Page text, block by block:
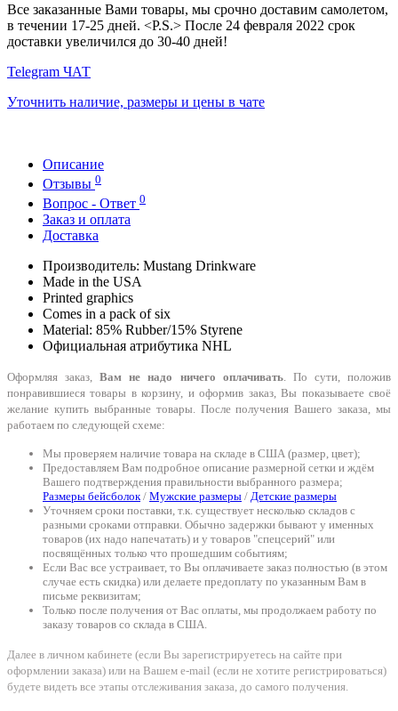
Все заказанные Вами товары, мы срочно доставим самолетом,
в течении 17-25 дней. <P.S.> После 24 февраля 2022 срок
доставки увеличился до 30-40 дней!
Telegram ЧАТ
Уточнить наличие, размеры и цены в чате
Описание
Отзывы 0
Вопрос - Ответ 0
Заказ и оплата
Доставка
Производитель: Mustang Drinkware
Made in the USA
Printed graphics
Comes in a pack of six
Material: 85% Rubber/15% Styrene
Официальная атрибутика NHL
Оформляя заказ,Вам не надо ничего оплачивать. По сути, положив
понравившиеся товары в корзину, и оформив заказ, Вы показываете своё
желание купить выбранные товары. После получения Вашего заказа, мы
работаем по следующей схеме:
Мы проверяем наличие товара на складе в США (размер, цвет);
Предоставляем Вам подробное описание размерной сетки и ждём
Вашего подтверждения правильности выбранного размера;
Размеры бейсболок/ Мужские размеры / Детские размеры
Уточняем сроки поставки, т.к. существует несколько складов с
разными сроками отправки. Обычно задержки бывают у именных
товаров (их надо напечатать) и у товаров "спецсерий" или
посвящённых только что прошедшим событиям;
Если Вас все устраивает, то Вы оплачиваете заказ полностью (в этом
случае есть скидка) или делаете предоплату по указанным Вам в
письме реквизитам;
Только после получения от Вас оплаты, мы продолжаем работу по
заказу товаров со склада в США.
Далее в личном кабинете (если Вы зарегистрируетесь на сайте при
оформлении заказа) или на Вашем e-mail (если не хотите регистрироваться)
будете видеть все этапы отслеживания заказа, до самого получения.